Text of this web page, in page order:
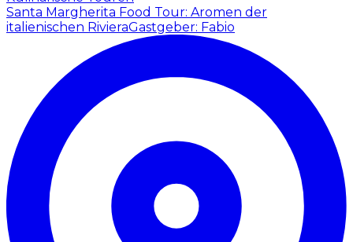
Santa Margherita Food Tour: Aromen der
italienischen RivieraGastgeber: Fabio